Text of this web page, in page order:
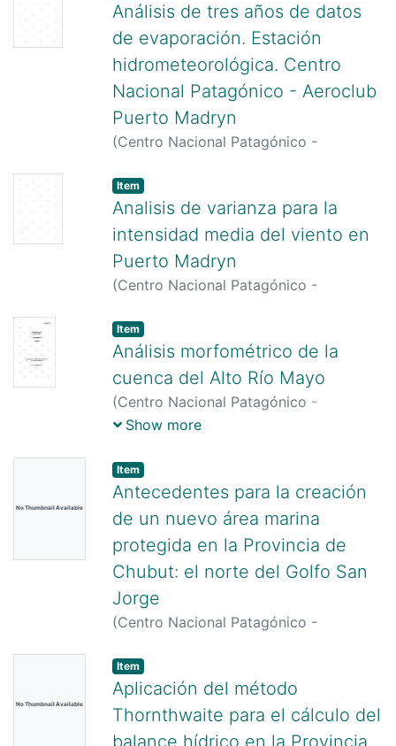
Análisis de tres años de datos
de evaporación. Estación
hidrometeorológica. Centro
Nacional Patagónico - Aeroclub
Puerto Madryn
(Centro Nacional Patagónico -
Item
Analisis de varianza para la
intensidad media del viento en
Puerto Madryn
(Centro Nacional Patagónico -
Item
Análisis morfométrico de la
cuenca del Alto Río Mayo
(Centro Nacional Patagónico -
CONICET,1983
Show more
No Thumbnail Available
Item
Antecedentes para la creación
de un nuevo área marina
protegida en la Provincia de
Chubut: el norte del Golfo San
Jorge
(Centro Nacional Patagónico -
No Thumbnail Available
Item
Aplicación del método
Thornthwaite para el cálculo del
balance hídrico en la Provincia